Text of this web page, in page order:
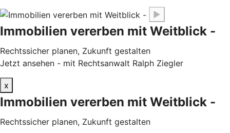
▶
Immobilien vererben mit Weitblick -
Rechtssicher planen, Zukunft gestalten
Jetzt ansehen - mit Rechtsanwalt Ralph Ziegler
x
Immobilien vererben mit Weitblick -
Rechtssicher planen, Zukunft gestalten